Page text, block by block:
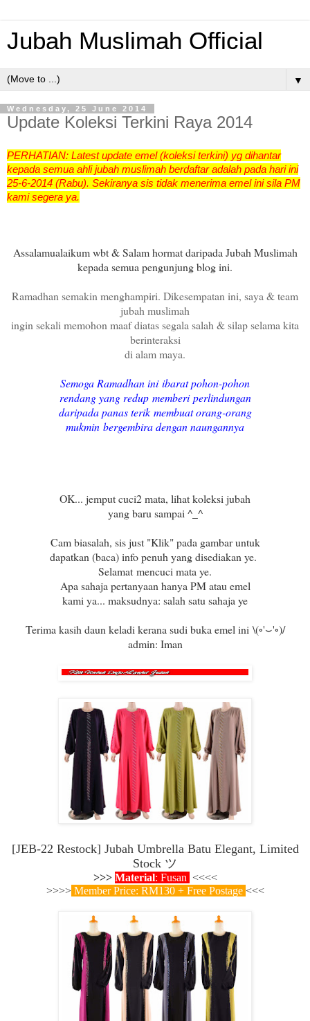
Jubah Muslimah Official
▼
Wednesday, 25 June 2014
Update Koleksi Terkini Raya 2014
PERHATIAN: Latestupdate emel (koleksi terkini) yg dihantar
kepada semua ahli jubah muslimah berdaftar adalah pada hari ini
25-6-2014 (Rabu). Sekiranya sis tidak menerima emel ini sila PM
kami segera ya.
Assalamualaikum wbt & Salam hormat daripada Jubah Muslimah
kepada semua pengunjung blog ini.
Ramadhan semakin menghampiri. Dikesempatan ini, saya & team
jubah muslimah
ingin sekali memohon maaf diatas segala salah & silap selama kita
berinteraksi
di alam maya.
Semoga Ramadhan ini ibarat pohon-pohon
rendang yang redup memberi perlindungan
daripada panas terik membuat orang-orang
mukmin bergembira dengan naungannya
OK... jemput cuci2 mata, lihat koleksi jubah
yang baru sampai ^_^
Cam biasalah, sis just "Klik" pada gambar untuk
dapatkan (baca) info penuh yang disediakan ye.
Selamat mencuci mata ye.
Apa sahaja pertanyaan hanya PM atau emel
kami ya... maksudnya: salah satu sahaja ye
Terima kasih daun keladi kerana sudi buka emel ini \(◦'⌣'◦)/
admin: Iman
[JEB-22 Restock] Jubah Umbrella Batu Elegant, Limited
Stock ツ
>>> Material: Fusan <<<<
>>>>Member Price: RM130 + Free Postage <<<